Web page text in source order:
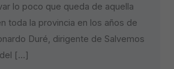
lo poco que queda de aquella
toda la provincia en los años de
Duré, dirigente de Salvemos
[…]